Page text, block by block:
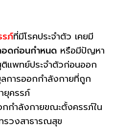
รภ์ที่มีโรคประจำตัว เคยมี
ดก่อนกำหนด หรือมีปัญหา
แพทย์ประจำตัวก่อนออก
การออกกำลังกายที่ถูก
ยุครรภ์
กกำลังกายขณะตั้งครรภ์ใน
วงสาธารณสุข